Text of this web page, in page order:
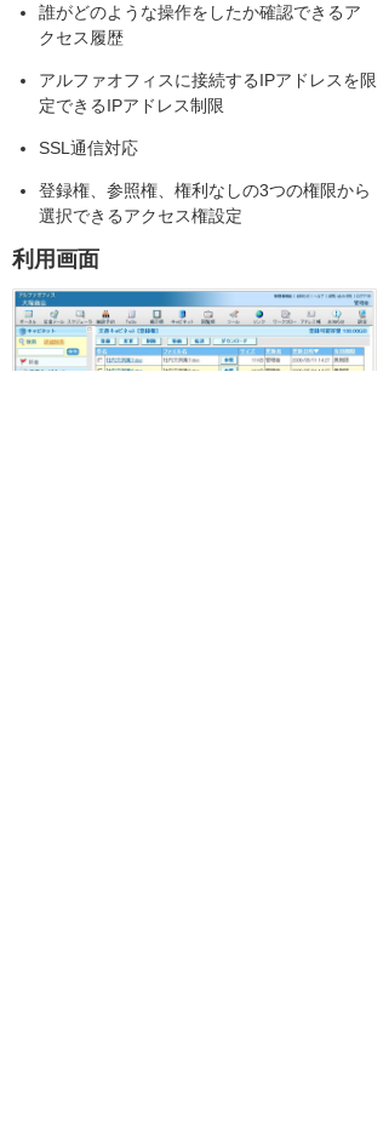
誰がどのような操作をしたか確認できるア
クセス履歴
アルファオフィスに接続するIPアドレスを限
定できるIPアドレス制限
SSL通信対応
登録権、参照権、権利なしの3つの権限から
選択できるアクセス権設定
利用画面